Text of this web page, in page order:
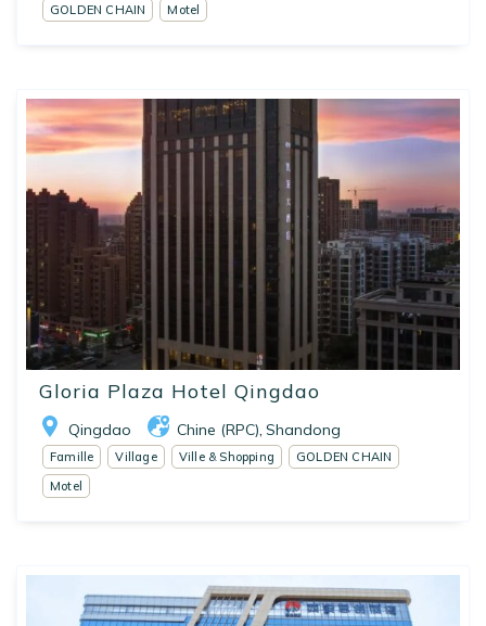
GOLDEN CHAIN
Motel
Gloria Plaza Hotel Qingdao
Qingdao Chine (RPC) Shandong
Famille Village Ville & Shopping
GOLDEN CHAIN
Motel